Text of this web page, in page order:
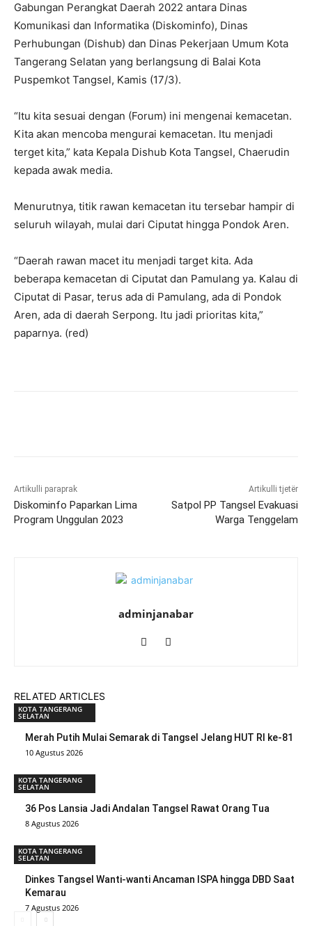
Gabungan Perangkat Daerah 2022 antara Dinas
Komunikasi dan Informatika (Diskominfo), Dinas
Perhubungan (Dishub) dan Dinas Pekerjaan Umum Kota
Tangerang Selatan yang berlangsung di Balai Kota
Puspemkot Tangsel, Kamis (17/3).
“Itu kita sesuai dengan (Forum) ini mengenai kemacetan.
Kita akan mencoba mengurai kemacetan. Itu menjadi
terget kita,” kata Kepala Dishub Kota Tangsel, Chaerudin
kepada awak media.
Menurutnya, titik rawan kemacetan itu tersebar hampir di
seluruh wilayah, mulai dari Ciputat hingga Pondok Aren.
“Daerah rawan macet itu menjadi target kita. Ada
beberapa kemacetan di Ciputat dan Pamulang ya. Kalau di
Ciputat di Pasar, terus ada di Pamulang, ada di Pondok
Aren, ada di daerah Serpong. Itu jadi prioritas kita,”
paparnya. (red)
Artikulli paraprak
Diskominfo Paparkan Lima
Program Unggulan 2023
Artikulli tjetër
Satpol PP Tangsel Evakuasi
Warga Tenggelam
adminjanabar
RELATED ARTICLES
KOTA TANGERANG
SELATAN
Merah Putih Mulai Semarak di Tangsel Jelang HUT RI ke-81
10 Agustus 2026
KOTA TANGERANG
SELATAN
36 Pos Lansia Jadi Andalan Tangsel Rawat Orang Tua
8 Agustus 2026
KOTA TANGERANG
SELATAN
Dinkes Tangsel Wanti-wanti Ancaman ISPA hingga DBD Saat
Kemarau
7 Agustus 2026